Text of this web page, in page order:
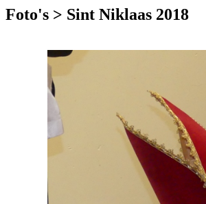
Foto's > Sint Niklaas 2018